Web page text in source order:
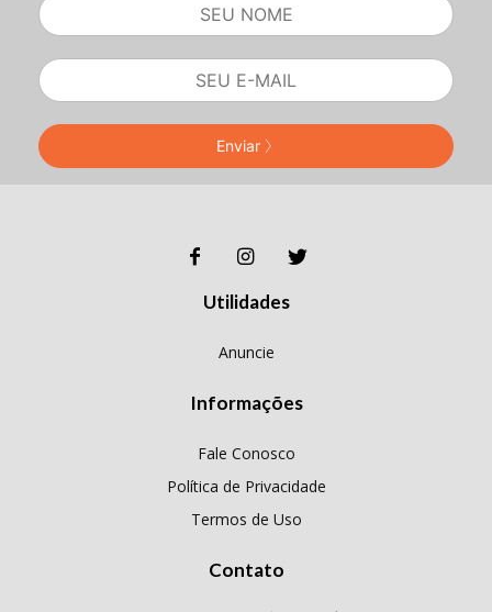
Enviar
Utilidades
Anuncie
Informações
Fale Conosco
Política de Privacidade
Termos de Uso
Contato